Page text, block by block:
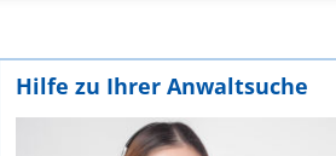
Hilfe zu Ihrer Anwaltsuche